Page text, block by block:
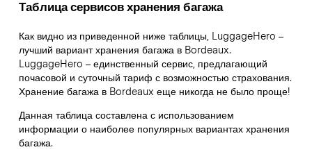
Таблица сервисов хранения багажа
Как видно из приведенной ниже таблицы, LuggageHero –
лучший вариант хранения багажа в Bordeaux.
LuggageHero – единственный сервис, предлагающий
почасовой и суточный тариф с возможностью страхования.
Хранение багажа в Bordeaux еще никогда не было проще!
Данная таблица составлена с использованием
информации о наиболее популярных вариантах хранения
багажа.